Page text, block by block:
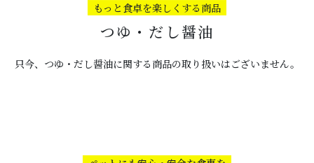
もっと食卓を楽しくする商品
つゆ・だし醤油
只今、つゆ・だし醤油に関する商品の取り扱いはございません。